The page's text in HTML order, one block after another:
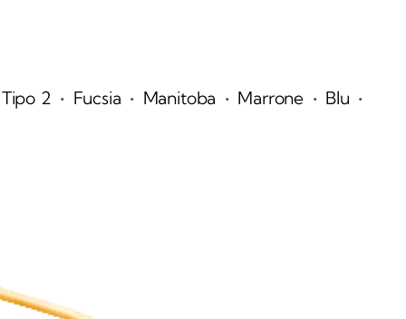
Tipo 2 • Fucsia • Manitoba • Marrone • Blu •